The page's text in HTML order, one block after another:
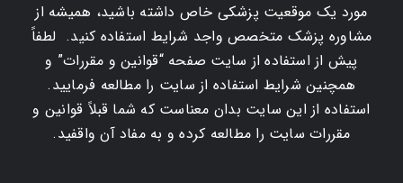
مورد یک موقعیت پزشکی خاص داشته باشید، همیشه از
مشاوره پزشک متخصص واجد شرایط استفاده کنید. لطفاً
پیش از استفاده از سایت صفحه “قوانین و مقررات” و
همچنین شرایط استفاده از سایت را مطالعه فرمایید.
استفاده از این سایت بدان معناست که شما قبلاً قوانین و
مقررات سایت را مطالعه کرده و به مفاد آن واقفید.